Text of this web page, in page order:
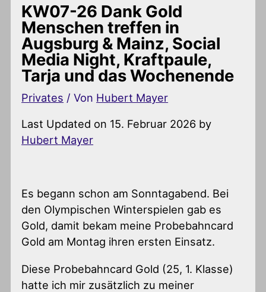
KW07-26 Dank Gold
Menschen treffen in
Augsburg & Mainz, Social
Media Night, Kraftpaule,
Tarja und das Wochenende
Privates / Von Hubert Mayer
Last Updated on 15. Februar 2026 by
Hubert Mayer
Es begann schon am Sonntagabend. Bei
den Olympischen Winterspielen gab es
Gold, damit bekam meine Probebahncard
Gold am Montag ihren ersten Einsatz.
Diese Probebahncard Gold (25, 1. Klasse)
hatte ich mir zusätzlich zu meiner